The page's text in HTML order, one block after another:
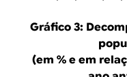
Gráfico 3:
(em % e em